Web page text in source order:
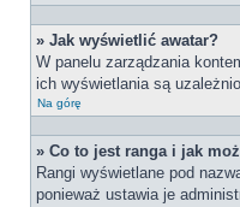
» Jak wyświetlić awatar?
W panelu zarządzania
ich wyświetlania są
Na górę
» Co to jest ranga i jak
Rangi wyświetlane pod
ponieważ ustawia je